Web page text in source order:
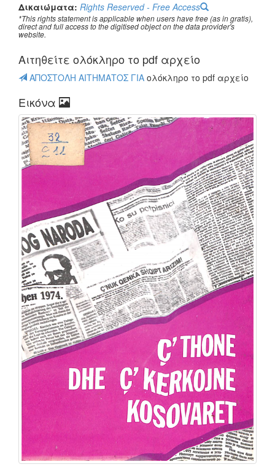
Δικαιώματα: Rights Reserved - Free Access
*This rights statement is applicable when users have free (as in gratis),
direct and full access to the digitised object on the data provider's
website.
Αιτηθείτε oλόκληρο το pdf αρχείο
ΑΠΟΣΤΟΛΗ ΑΙΤΗΜΑΤΟΣ ΓΙΑ oλόκληρο το pdf αρχείο
Εικόνα